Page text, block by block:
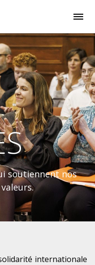
soutiennent nos
internationale